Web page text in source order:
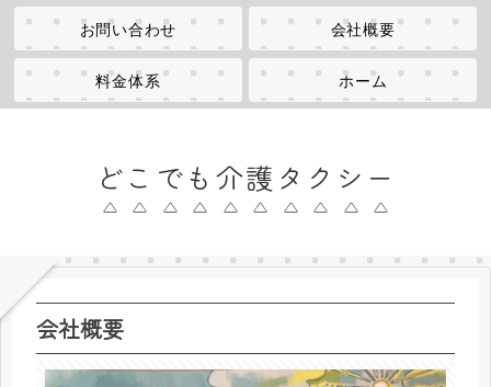
どこでも介護タクシー
お問い合わせ 会社概要
料金体系 ホーム
会社概要